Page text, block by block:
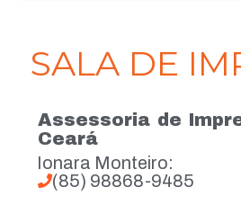
SALA DE
Assessoria de
Ceará
Ionara Monteiro:
(85) 98868-9485